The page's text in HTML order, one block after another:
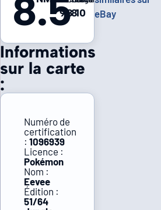
Informations
sur la carte
:
Numéro de
certification
: 1096939
Licence :
Pokémon
Nom :
Eevee
Édition :
51/64
8.5
9 8810
eBay